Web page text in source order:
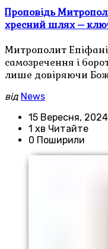
Проповідь
хресний шлях –
Митрополит
самозречення і
лише довіряючи
від News
15 Вересня, 2024
1 хв Читайте
0 Поширили